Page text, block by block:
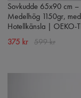
Sovkudde 65x90 cm –
Medelhög 1150gr, med
Hotellkänsla | OEKO-
375 kr 599 kr